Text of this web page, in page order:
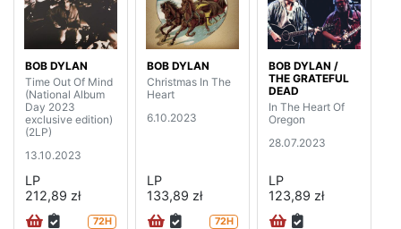
BOB DYLAN
Time Out Of Mind
(National Album
Day 2023
exclusive edition)
(2LP)
13.10.2023
LP
212,89 zł
72H
BOB DYLAN
Christmas In The
Heart
6.10.2023
LP
133,89 zł
72H
BOB DYLAN /
THE GRATEFUL
DEAD
In The Heart Of
Oregon
28.07.2023
LP
123,89 zł